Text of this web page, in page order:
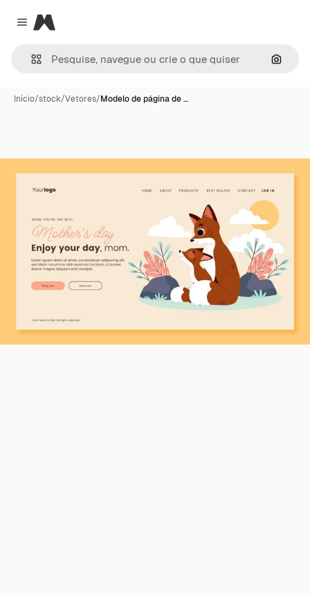
Close menu
Magnific
Início/stock/Vetores/Modelo de página de …